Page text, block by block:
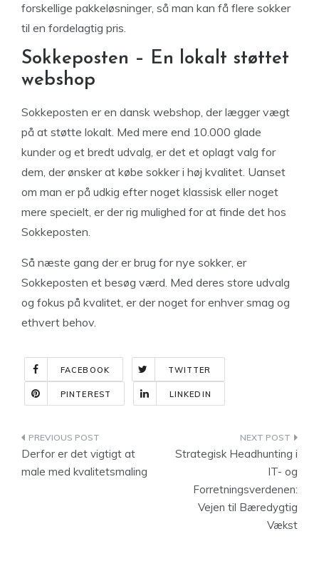
forskellige pakkeløsninger, så man kan få flere sokker
til en fordelagtig pris.
Sokkeposten – En lokalt støttet
webshop
Sokkeposten er en dansk webshop, der lægger vægt
på at støtte lokalt. Med mere end 10.000 glade
kunder og et bredt udvalg, er det et oplagt valg for
dem, der ønsker at købe sokker i høj kvalitet. Uanset
om man er på udkig efter noget klassisk eller noget
mere specielt, er der rig mulighed for at finde det hos
Sokkeposten.
Så næste gang der er brug for nye sokker, er
Sokkeposten et besøg værd. Med deres store udvalg
og fokus på kvalitet, er der noget for enhver smag og
ethvert behov.
FACEBOOK TWITTER
PINTEREST LINKEDIN
Indlægsnavigation
Derfor er det vigtigt at
male med kvalitetsmaling
Strategisk Headhunting i
IT- og
Forretningsverdenen:
Vejen til Bæredygtig
Vækst